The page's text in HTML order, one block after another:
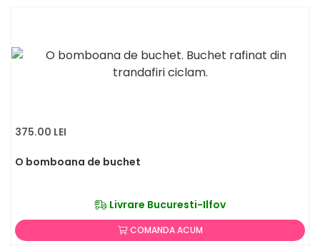
375.00 LEI
O bomboana de buchet
Livrare Bucuresti-Ilfov
COMANDA ACUM